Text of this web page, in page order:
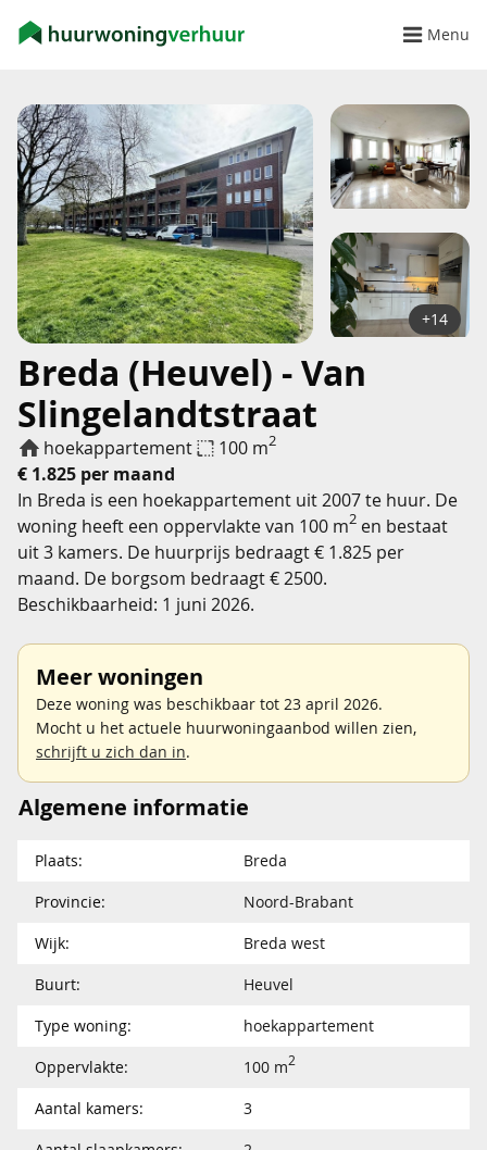
Menu
Breda (Heuvel) - Van
Slingelandtstraat
hoekappartement 100 m2
€ 1.825 per maand
+14
In Breda is een hoekappartement uit 2007 te huur. De
woning heeft een oppervlakte van 100 m2 en bestaat
uit 3 kamers. De huurprijs bedraagt € 1.825 per
maand. De borgsom bedraagt € 2500.
Beschikbaarheid: 1 juni 2026.
Meer woningen
Deze woning was beschikbaar tot 23 april 2026.
Mocht u het actuele huurwoningaanbod willen zien,
schrijft u zich dan in.
Algemene informatie
Plaats:
Breda
Provincie:
Noord-Brabant
Wijk:
Breda west
Buurt:
Heuvel
Type woning:
hoekappartement
Oppervlakte:
100 m2
Aantal kamers:
3